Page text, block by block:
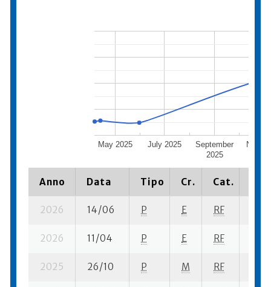
May 2025 July 2025
September
2025
Anno Data Tipo Cr. Cat.
2026 14/06 P E RF
2026 11/04 P E RF
2025 26/10 P M RF